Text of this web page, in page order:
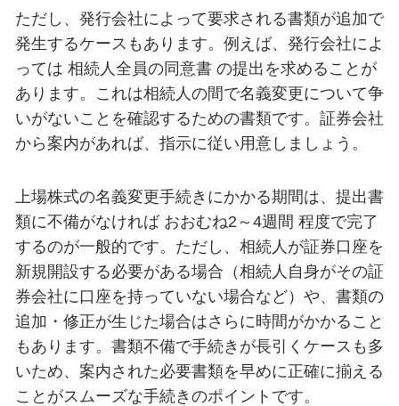
ただし、発行会社によって要求される書類が追加で
発生するケースもあります。例えば、発行会社によ
っては 相続人全員の同意書 の提出を求めることが
あります。これは相続人の間で名義変更について争
いがないことを確認するための書類です。証券会社
から案内があれば、指示に従い用意しましょう。
上場株式の名義変更手続きにかかる期間は、提出書
類に不備がなければ おおむね2～4週間 程度で完了
するのが一般的です。ただし、相続人が証券口座を
新規開設する必要がある場合（相続人自身がその証
券会社に口座を持っていない場合など）や、書類の
追加・修正が生じた場合はさらに時間がかかること
もあります。書類不備で手続きが長引くケースも多
いため、案内された必要書類を早めに正確に揃える
ことがスムーズな手続きのポイントです。